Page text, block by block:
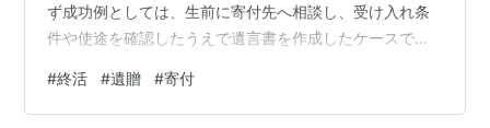
ず成功例としては、生前に寄付先へ相談し、受け入れ条
件や使途を確認したうえで遺言書を作成したケースで
生後もスムーズに手続きが進み、寄付者の意思が確実に
実現されました。 一方でトラブル事例としては、不動産
#終活 #遺贈 #寄付